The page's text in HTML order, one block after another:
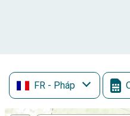
FR - Pháp